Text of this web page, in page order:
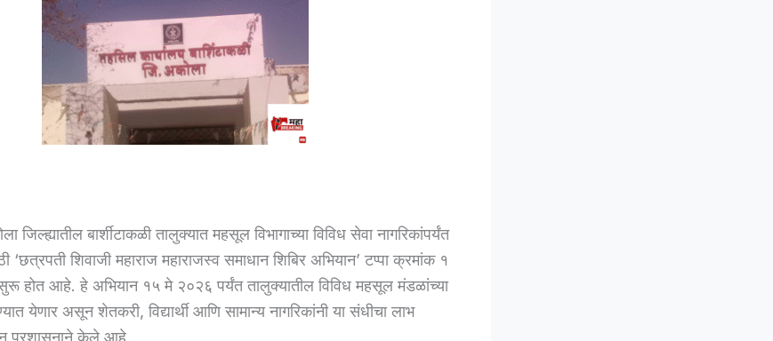
जिल्ह्यातील बार्शीटाकळी तालुक्यात महसूल विभागाच्या विविध सेवा नागरिकांपर्यंत
‘छत्रपती शिवाजी महाराज महाराजस्व समाधान शिबिर अभियान’ टप्पा क्रमांक १
सुरू होत आहे. हे अभियान १५ मे २०२६ पर्यंत तालुक्यातील विविध महसूल मंडळांच्या
येणार असून शेतकरी, विद्यार्थी आणि सामान्य नागरिकांनी या संधीचा लाभ
प्रशासनाने केले आहे.